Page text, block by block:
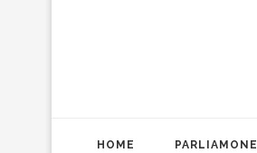
HOME PARLIAMONE